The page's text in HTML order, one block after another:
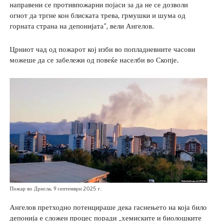
направени се противпожарни појаси за да не се дозволи
огнот да тргне кон блиската трева, грмушки и шума од
горната страна на депонијата“, вели Ангелов.
Црниот чад од пожарот кој изби во попладневните часови
можеше да се забележи од повеќе населби во Скопје.
Пожар во Дрисла, 9 септември 2025 г.
Ангелов претходно потенцираше дека гаснењето на која било
депонија е сложен процес поради „хемиските и биолошките